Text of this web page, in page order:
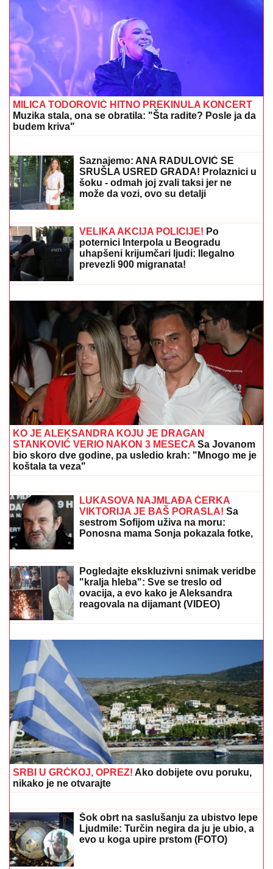
MILICA TODOROVIĆ HITNO PREKINULA KONCERT
Muzika stala, ona se obratila: "Šta radite? Posle ja da
budem kriva"
NEKA SVEJEDNOĆA"Isplivala
prepiska Zvicerovih prljavih
policajaca: "Čitav me život jure, nek
urade to da počinem" (FOTO)
šoku - odmah joj zvali taksi jer ne
može da vozi, ovo su detalji
PEKARA (73) SA KARABURME NAMAMILA INTIMNIM
ODNOSOM, PA GA UBILA!Jezivi detalji zločina:
Vezala mu pertlama RUKE I NOGE!
VELIKA AKCIJA POLICIJE!Po
poternici Interpola u Beogradu
uhapšeni krijumčari ljudi: Ilegalno
prevezli 900 migranata!
OVO JE TRAGIČNA PRIČA KOJA SE
KRIJE IZA PESME "IVANOVA
KORITA"Merima Njegomir tražila
IZMENU teksta: "Ti stihovi su
naknadno dopisani"
KO JE ALEKSANDRA KOJU JE DRAGAN
STANKOVIĆ VERIO NAKON 3 MESECASa Jovanom
bio skoro dve godine, pa usledio krah: "Mnogo me je
koštala ta veza"
Pevačica (36) završila DOKTORSKE
STUDIJE i najobrazovanija je na
estradi, a sad sa mužem i sinom otišla
na selo: Beru maline, pokazala kako
uživaju
LUKASOVA NAJMLAĐA ĆERKA
sestrom Sofijom uživa na moru:
Ponosna mama Sonja pokazala fotke,
puno joj srce